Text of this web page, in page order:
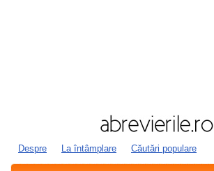
Despre La întâmplare Căutări populare